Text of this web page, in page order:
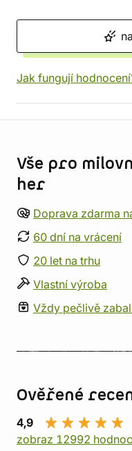
Jak fungují
Vše pro
her
Doprava zdarma
60 dní na vrácení
20 let na trhu
Vlastní výroba
Vždy pečlivě
Ověřené
4,9
zobraz 12992